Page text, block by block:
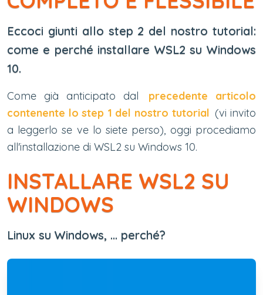
Eccoci giunti allo step 2 del nostro tutorial:
come e perché installare WSL2 su Windows
10.
Come già anticipato dal
precedente articolo
contenente lo step 1 del nostro tutorial (vi invito
a leggerlo se ve lo siete perso), oggi procediamo
all'installazione di WSL2 su Windows 10.
INSTALLARE WSL2 SU
WINDOWS
Linux su Windows, ... perché?